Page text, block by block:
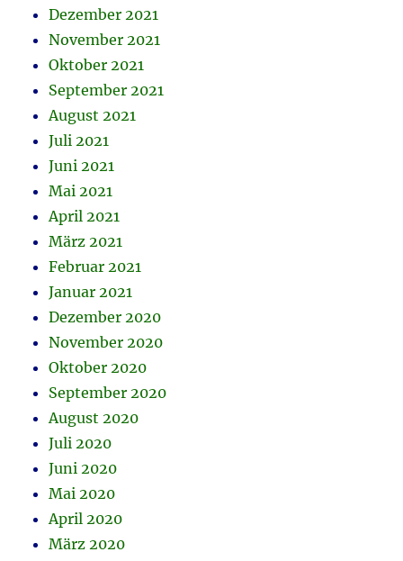
Dezember 2021
November 2021
Oktober 2021
September 2021
August 2021
Juli 2021
Juni 2021
Mai 2021
April 2021
März 2021
Februar 2021
Januar 2021
Dezember 2020
November 2020
Oktober 2020
September 2020
August 2020
Juli 2020
Juni 2020
Mai 2020
April 2020
März 2020